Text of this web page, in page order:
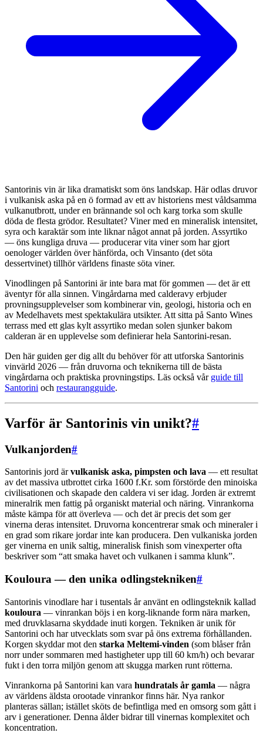
Santorinis vin är lika dramatiskt som öns landskap. Här odlas druvor
i vulkanisk aska på en ö formad av ett av historiens mest våldsamma
vulkanutbrott, under en brännande sol och karg torka som skulle
döda de flesta grödor. Resultatet? Viner med en mineralisk intensitet,
syra och karaktär som inte liknar något annat på jorden. Assyrtiko
— öns kungliga druva — producerar vita viner som har gjort
oenologer världen över hänförda, och Vinsanto (det söta
dessertvinet) tillhör världens finaste söta viner.
Vinodlingen på Santorini är inte bara mat för gommen — det är ett
äventyr för alla sinnen. Vingårdarna med calderavy erbjuder
provningsupplevelser som kombinerar vin, geologi, historia och en
av Medelhavets mest spektakulära utsikter. Att sitta på Santo Wines
terrass med ett glas kylt assyrtiko medan solen sjunker bakom
calderan är en upplevelse som definierar hela Santorini-resan.
Den här guiden ger dig allt du behöver för att utforska Santorinis
vinvärld 2026 — från druvorna och teknikerna till de bästa
vingårdarna och praktiska provningstips. Läs också vår guide till
Santorini och restaurangguide.
Varför är Santorinis vin unikt?#
Vulkanjorden#
Santorinis jord ärvulkanisk aska, pimpsten och lava — ett resultat
av det massiva utbrottet cirka 1600 f.Kr. som förstörde den minoiska
civilisationen och skapade den caldera vi ser idag. Jorden är extremt
mineralrik men fattig på organiskt material och näring. Vinrankorna
måste kämpa för att överleva — och det är precis det som ger
vinerna deras intensitet. Druvorna koncentrerar smak och mineraler i
en grad som rikare jordar inte kan producera. Den vulkaniska jorden
ger vinerna en unik saltig, mineralisk finish som vinexperter ofta
beskriver som “att smaka havet och vulkanen i samma klunk”.
Kouloura — den unika odlingstekniken#
Santorinis vinodlare har i tusentals år använt en odlingsteknik kallad
kouloura — vinrankan böjs i en korg-liknande form nära marken,
med druvklasarna skyddade inuti korgen. Tekniken är unik för
Santorini och har utvecklats som svar på öns extrema förhållanden.
Korgen skyddar mot den starka Meltemi-vinden (som blåser från
norr under sommaren med hastigheter upp till 60 km/h) och bevarar
fukt i den torra miljön genom att skugga marken runt rötterna.
Vinrankorna på Santorini kan vara hundratals år gamla — några
av världens äldsta orootade vinrankor finns här. Nya rankor
planteras sällan; istället sköts de befintliga med en omsorg som gått i
arv i generationer. Denna ålder bidrar till vinernas komplexitet och
koncentration.